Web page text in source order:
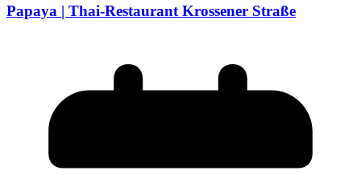
Papaya | Thai-Restaurant Krossener Straße